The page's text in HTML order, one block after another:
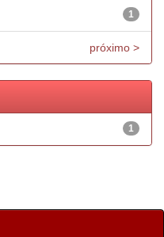
1
próximo >
1